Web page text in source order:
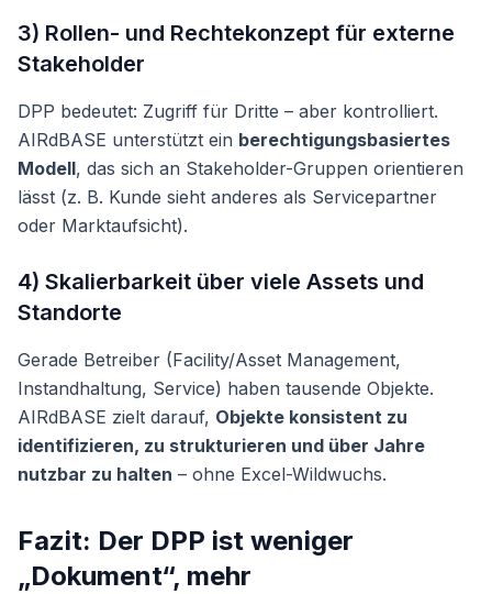
3) Rollen- und Rechtekonzept für externe
Stakeholder
DPP bedeutet: Zugriff für Dritte – aber kontrolliert.
AIRdBASE unterstützt ein berechtigungsbasiertes
Modell, das sich an Stakeholder-Gruppen orientieren
lässt (z. B. Kunde sieht anderes als Servicepartner
oder Marktaufsicht).
4) Skalierbarkeit über viele Assets und
Standorte
Gerade Betreiber (Facility/Asset Management,
Instandhaltung, Service) haben tausende Objekte.
AIRdBASE zielt darauf, Objekte konsistent zu
identifizieren, zu strukturieren und über Jahre
nutzbar zu halten – ohne Excel-Wildwuchs.
Fazit: Der DPP ist weniger
„Dokument“, mehr